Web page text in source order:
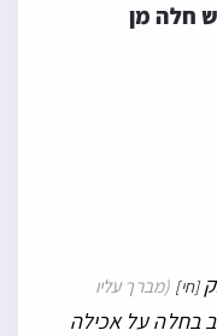
[חי] (מברך עליו
בחלה על אכילה